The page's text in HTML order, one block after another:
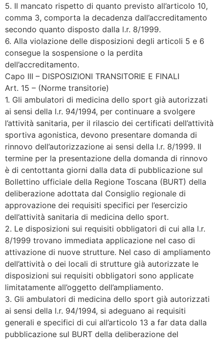
5. Il mancato rispetto di quanto previsto all’articolo 10,
comma 3, comporta la decadenza dall’accreditamento
secondo quanto disposto dalla l.r. 8/1999.
6. Alla violazione delle disposizioni degli articoli 5 e 6
consegue la sospensione o la perdita
dell’accreditamento.
Capo III – DISPOSIZIONI TRANSITORIE E FINALI
Art. 15 – (Norme transitorie)
1. Gli ambulatori di medicina dello sport già autorizzati
ai sensi della l.r. 94/1994, per continuare a svolgere
l’attività sanitaria, per il rilascio dei certificati dell’attività
sportiva agonistica, devono presentare domanda di
rinnovo dell’autorizzazione ai sensi della l.r. 8/1999. Il
termine per la presentazione della domanda di rinnovo
è di centottanta giorni dalla data di pubblicazione sul
Bollettino ufficiale della Regione Toscana (BURT) della
deliberazione adottata dal Consiglio regionale di
approvazione dei requisiti specifici per l’esercizio
dell’attività sanitaria di medicina dello sport.
2. Le disposizioni sui requisiti obbligatori di cui alla l.r.
8/1999 trovano immediata applicazione nel caso di
attivazione di nuove strutture. Nel caso di ampliamento
dell’attività o dei locali di strutture già autorizzate le
disposizioni sui requisiti obbligatori sono applicate
limitatamente all’oggetto dell’ampliamento.
3. Gli ambulatori di medicina dello sport già autorizzati
ai sensi della l.r. 94/1994, si adeguano ai requisiti
generali e specifici di cui all’articolo 13 a far data dalla
pubblicazione sul BURT della deliberazione del